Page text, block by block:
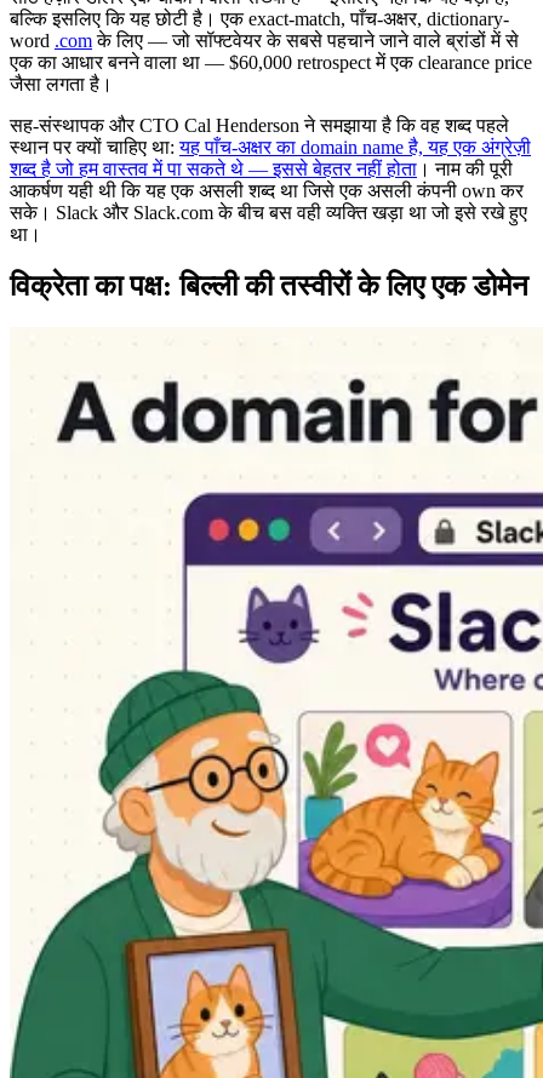
बल्कि इसलिए कि यह छोटी है। एक exact-match, पाँच-अक्षर, dictionary-
word .comके लिए — जो सॉफ्टवेयर के सबसे पहचाने जाने वाले ब्रांडों में से
एक का आधार बनने वाला था — $60,000 retrospect में एक clearance price
जैसा लगता है।
सह-संस्थापक और CTO Cal Henderson ने समझाया है कि वह शब्द पहले
स्थान पर क्यों चाहिए था:यह पाँच-अक्षर का domain name है, यह एक अंग्रेज़ी
शब्द है जो हम वास्तव में पा सकते थे — इससे बेहतर नहीं होता । नाम की पूरी
आकर्षण यही थी कि यह एक असली शब्द था जिसे एक असली कंपनी own कर
सके। Slack और Slack.com के बीच बस वही व्यक्ति खड़ा था जो इसे रखे हुए
था।
विक्रेता का पक्ष: बिल्ली की तस्वीरों के लिए एक डोमेन